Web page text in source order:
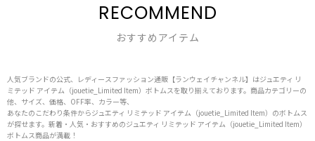
RECOMMEND
おすすめアイテム
人気ブランドの公式、レディースファッション通販【ランウェイチャンネル】はジュエティ リ
ミテッド アイテム（jouetie_Limited Item）ボトムスを取り揃えております。商品カテゴリーの
他、サイズ、価格、OFF率、カラー等、
あなたのこだわり条件からジュエティ リミテッド アイテム（jouetie_Limited Item）のボトムス
が探せます。新着・人気・おすすめのジュエティ リミテッド アイテム（jouetie_Limited Item）
ボトムス商品が満載！